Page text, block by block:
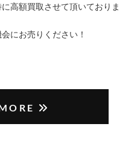
高額買取させて頂いておりま
にお売りください！